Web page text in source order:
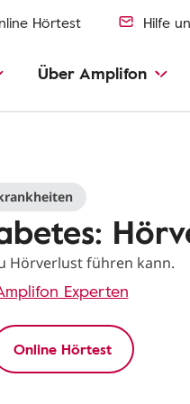
Hörtest Hilfe
Über Amplifon
Hörverlust führen kann.
Experten
Online Hörtest